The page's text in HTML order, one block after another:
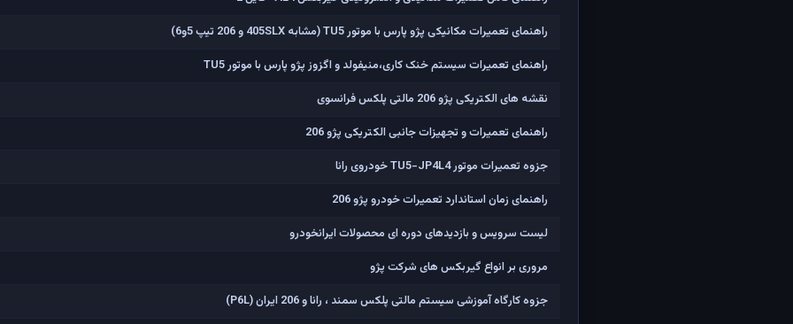
راهنمای تعمیرات مکانیکی پژو پارس با موتور TU5 (مشابه 405SLX و 206 تیپ 5و6)
راهنمای تعمیرات سیستم خنک کاری،منیفولد و اگزوز پژو پارس با موتور TU5
نقشه های الکتریکی پژو 206 مالتی پلکس فرانسوی
راهنمای تعمیرات و تجهیزات جانبی الکتریکی پژو 206
جزوه تعمیرات موتور TU5-JP4L4 خودروی رانا
راهنمای زمان استاندارد تعمیرات خودرو پژو 206
لیست سرویس و بازدیدهای دوره ای محصولات ایرانخودرو
مروری بر انواع گیربکس های شرکت پژو
جزوه کارگاه آموزشی سیستم مالتی پلکس سمند ، رانا و 206 ايران (P6L)